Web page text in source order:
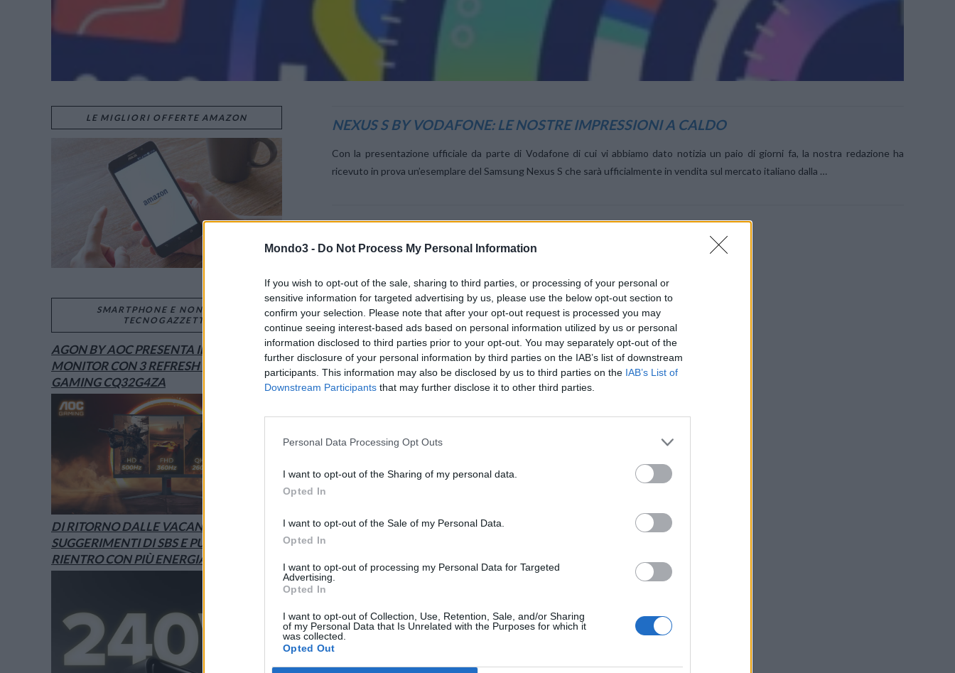
Mondo3 - Do Not Process My Personal Information
If you wish to opt-out of the sale, sharing to third parties, or processing of your personal or
sensitive information for targeted advertising by us, please use the below opt-out section to
confirm your selection. Please note that after your opt-out request is processed you may
continue seeing interest-based ads based on personal information utilized by us or personal
information disclosed to third parties prior to your opt-out. You may separately opt-out of the
further disclosure of your personal information by third parties on the IAB’s list of downstream
participants. This information may also be disclosed by us to third parties on the IAB’s List of
Downstream Participants that may further disclose it to other third parties.
Personal Data Processing Opt Outs
I want to opt-out of the Sharing of my personal data.
Opted In
I want to opt-out of the Sale of my Personal Data.
Opted In
I want to opt-out of processing my Personal Data for Targeted
Advertising.
Opted In
I want to opt-out of Collection, Use, Retention, Sale, and/or Sharing
of my Personal Data that Is Unrelated with the Purposes for which it
was collected.
Opted Out
NEXUS S BY VODAFONE: LE NOSTRE IMPRESSIONI A CALDO
Con la presentazione ufficiale da parte di Vodafone di cui vi abbiamo dato notizia un paio di giorni fa, la nostra redazione ha
ricevuto in prova un’esemplare del Samsung Nexus S che sarà ufficialmente in vendita sul mercato italiano dalla …
LE MIGLIORI OFFERTE AMAZON
SMARTPHONE E NON SOLO:
TECNOGAZZETTA
AGON BY AOC PRESENTA IL NUOVO
MONITOR CON 3 REFRESH RATE: ECCO IL
GAMING CQ32G4ZA
DI RITORNO DALLE VACANZE? I
SUGGERIMENTI DI SBS E PURO PER UN
RIENTRO CON PIÙ ENERGIA